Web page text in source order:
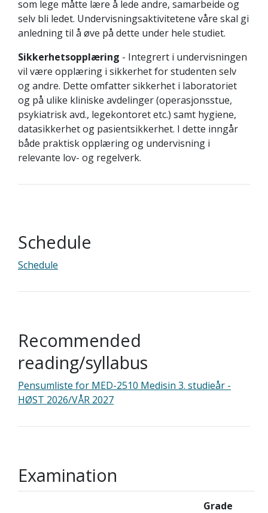
som lege måtte lære å lede andre, samarbeide og
selv bli ledet. Undervisningsaktivitetene våre skal gi
anledning til å øve på dette under hele studiet.
Sikkerhetsopplæring - Integrert i undervisningen
vil være opplæring i sikkerhet for studenten selv
og andre. Dette omfatter sikkerhet i laboratoriet
og på ulike kliniske avdelinger (operasjonsstue,
psykiatrisk avd., legekontoret etc.) samt hygiene,
datasikkerhet og pasientsikkerhet. I dette inngår
både praktisk opplæring og undervisning i
relevante lov- og regelverk.
Schedule
Schedule
Recommended
reading/syllabus
Pensumliste for MED-2510 Medisin 3. studieår -
HØST 2026/VÅR 2027
Examination
Grade